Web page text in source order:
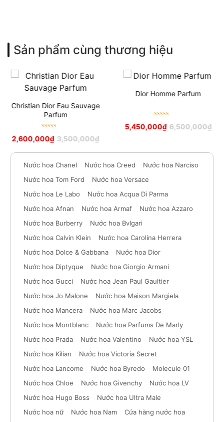
Sản phẩm cùng thương hiệu
Christian Dior Eau Sauvage
Parfum
hạng 5sao
3,500,000₫
2,600,000₫
Dior Homme Parfum
hạng 5sao
6,500,000₫
5,450,000₫
Nước hoa Chanel Nước hoa Creed
Nước hoa Narciso
Nước hoa Tom Ford
Nước hoa Versace
Nước hoa Le Labo
Nước hoa Acqua Di Parma
Nước hoa Afnan
Nước hoa Armaf
Nước hoa Azzaro
Nước hoa Burberry
Nước hoa Bvlgari
Nước hoa Calvin Klein
Nước hoa Carolina Herrera
Nước hoa Dolce & Gabbana
Nước hoa Dior
Nước hoa Diptyque
Nước hoa Giorgio Armani
Nước hoa Gucci
Nước hoa Jean Paul Gaultier
Nước hoa Jo Malone
Nước hoa Maison Margiela
Nước hoa Mancera
Nước hoa Marc Jacobs
Nước hoa Montblanc
Nước hoa Parfums De Marly
Nước hoa Prada
Nước hoa Valentino
Nước hoa YSL
Nước hoa Kilian
Nước hoa Victoria Secret
Nước hoa Lancome
Nước hoa Byredo
Molecule 01
Nước hoa Chloe
Nước hoa Givenchy
Nước hoa LV
Nước hoa Hugo Boss
Nước hoa Ultra Male
Nước hoa nữ
Nước hoa Nam
Cửa hàng nước hoa